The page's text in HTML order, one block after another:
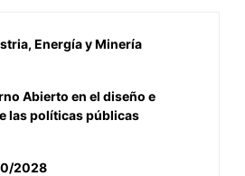
Energía y Minería
Abierto en el diseño e
las políticas públicas
2028